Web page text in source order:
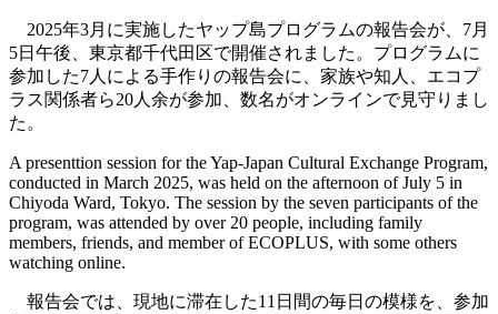
2025年3月に実施したヤップ島プログラムの報告会が、7月
5日午後、東京都千代田区で開催されました。プログラムに
参加した7人による手作りの報告会に、家族や知人、エコプ
ラス関係者ら20人余が参加、数名がオンラインで見守りまし
た。
A presenttion session for the Yap-Japan Cultural Exchange Program,
conducted in March 2025, was held on the afternoon of July 5 in
Chiyoda Ward, Tokyo. The session by the seven participants of the
program, was attended by over 20 people, including family
members, friends, and member of ECOPLUS, with some others
watching online.
報告会では、現地に滞在した11日間の毎日の模様を、参加